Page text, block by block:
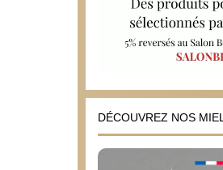
DÉCOUVREZ NOS